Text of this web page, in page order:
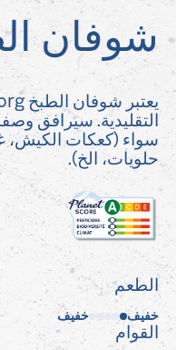
شوفان
التقليدية. سيرافق
سواء (كعكات الكيش،
حلويات، الخ).
الطعم
خفيف خفيف
القوام